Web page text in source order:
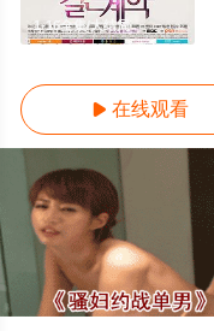
1-16全集/大结局
 在线观看